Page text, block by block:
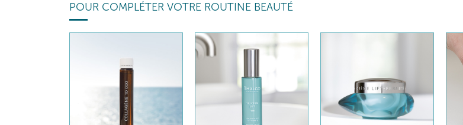
POUR COMPLÉTER VOTRE ROUTINE BEAUTÉ